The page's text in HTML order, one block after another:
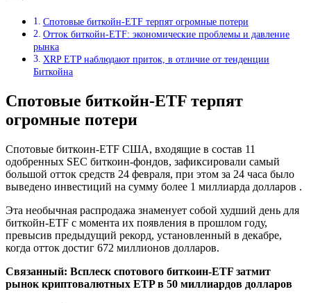
Спотовые биткойн-ETF терпят огромные потери
Отток биткойн-ETF: экономические проблемы и давление
рынка
XRP ETP наблюдают приток, в отличие от тенденции
Биткойна
Спотовые биткойн-ETF терпят
огромные потери
Спотовые биткоин-ETF США, входящие в состав 11
одобренных SEC биткоин-фондов, зафиксировали самый
большой отток средств 24 февраля, при этом за 24 часа было
выведено инвестиций на сумму более 1 миллиарда долларов .
Эта необычная распродажа знаменует собой худший день для
биткойн-ETF с момента их появления в прошлом году,
превысив предыдущий рекорд, установленный в декабре,
когда отток достиг 672 миллионов долларов.
Связанный: Всплеск спотового биткоин-ETF затмит
рынок криптовалютных ETP в 50 миллиардов долларов